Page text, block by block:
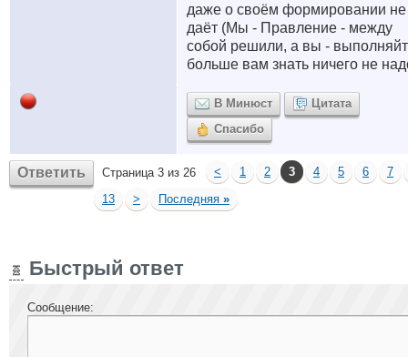
даже о своём формировании не
даёт (Мы - Правление - между
собой решили, а вы -
больше вам знать ничего не
В Минюст
Цитата
Спасибо
Ответить Страница 3 из 26 < 1 2 3 4 5 6
7
13
> Последняя »
Быстрый ответ
Сообщение: